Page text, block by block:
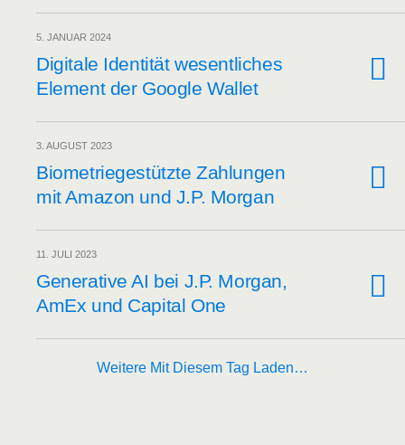
5. JANUAR 2024
Digi­ta­le Iden­ti­tät wesent­li­ches
Ele­ment der Goog­le Wallet
3. AUGUST 2023
Bio­me­trie­ge­stütz­te Zah­lun­gen
mit Ama­zon und J.P. Morgan
11. JULI 2023
Gene­ra­ti­ve AI bei J.P. Mor­gan,
AmEx und Capi­tal One
Weitere Mit Diesem Tag Laden…